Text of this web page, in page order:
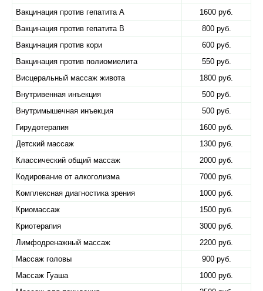
Вакцинация против гепатита А
1600 руб.
Вакцинация против гепатита В
800 руб.
Вакцинация против кори
600 руб.
Вакцинация против полиомиелита
550 руб.
Висцеральный массаж живота
1800 руб.
Внутривенная инъекция
500 руб.
Внутримышечная инъекция
500 руб.
Гирудотерапия
1600 руб.
Детский массаж
1300 руб.
Классический общий массаж
2000 руб.
Кодирование от алкоголизма
7000 руб.
Комплексная диагностика зрения
1000 руб.
Криомассаж
1500 руб.
Криотерапия
3000 руб.
Лимфодренажный массаж
2200 руб.
Массаж головы
900 руб.
Массаж Гуаша
1000 руб.